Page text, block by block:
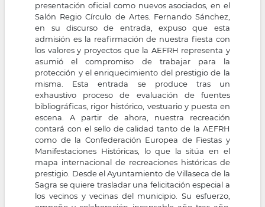
presentación oficial como nuevos asociados, en el
Salón Regio Círculo de Artes. Fernando Sánchez,
en su discurso de entrada, expuso que esta
admisión es la reafirmación de nuestra fiesta con
los valores y proyectos que la AEFRH representa y
asumió el compromiso de trabajar para la
protección y el enriquecimiento del prestigio de la
misma. Esta entrada se produce tras un
exhaustivo proceso de evaluación de fuentes
bibliográficas, rigor histórico, vestuario y puesta en
escena. A partir de ahora, nuestra recreación
contará con el sello de calidad tanto de la AEFRH
como de la Confederación Europea de Fiestas y
Manifestaciones Históricas, lo que la sitúa en el
mapa internacional de recreaciones históricas de
prestigio. Desde el Ayuntamiento de Villaseca de la
Sagra se quiere trasladar una felicitación especial a
los vecinos y vecinas del municipio. Su esfuerzo,